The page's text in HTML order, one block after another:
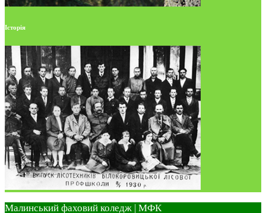
Історія